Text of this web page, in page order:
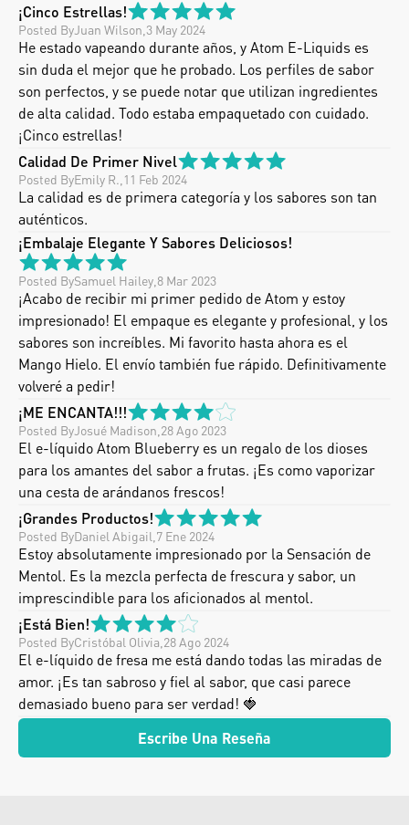
¡Cinco Estrellas!
Posted ByJuan Wilson 3 May 2024
He estado vapeando durante años, y Atom E-Liquids es
sin duda el mejor que he probado. Los perfiles de sabor
son perfectos, y se puede notar que utilizan ingredientes
de alta calidad. Todo estaba empaquetado con cuidado.
¡Cinco estrellas!
Calidad De Primer Nivel
Posted ByEmily R. 11 Feb 2024
La calidad es de primera categoría y los sabores son tan
auténticos.
¡Embalaje Elegante Y Sabores Deliciosos!
Posted BySamuel Hailey 8 Mar 2023
¡Acabo de recibir mi primer pedido de Atom y estoy
impresionado! El empaque es elegante y profesional, y los
sabores son increíbles. Mi favorito hasta ahora es el
Mango Hielo. El envío también fue rápido. Definitivamente
volveré a pedir!
¡ME ENCANTA!!!
Posted ByJosué Madison 28 Ago 2023
El e-líquido Atom Blueberry es un regalo de los dioses
para los amantes del sabor a frutas. ¡Es como vaporizar
una cesta de arándanos frescos!
¡Grandes Productos!
Posted ByDaniel Abigail 7 Ene 2024
Estoy absolutamente impresionado por la Sensación de
Mentol. Es la mezcla perfecta de frescura y sabor, un
imprescindible para los aficionados al mentol.
¡Está Bien!
Posted ByCristóbal Olivia 28 Ago 2024
El e-líquido de fresa me está dando todas las miradas de
amor. ¡Es tan sabroso y fiel al sabor, que casi parece
demasiado bueno para ser verdad! 🍓
Escribe Una Reseña